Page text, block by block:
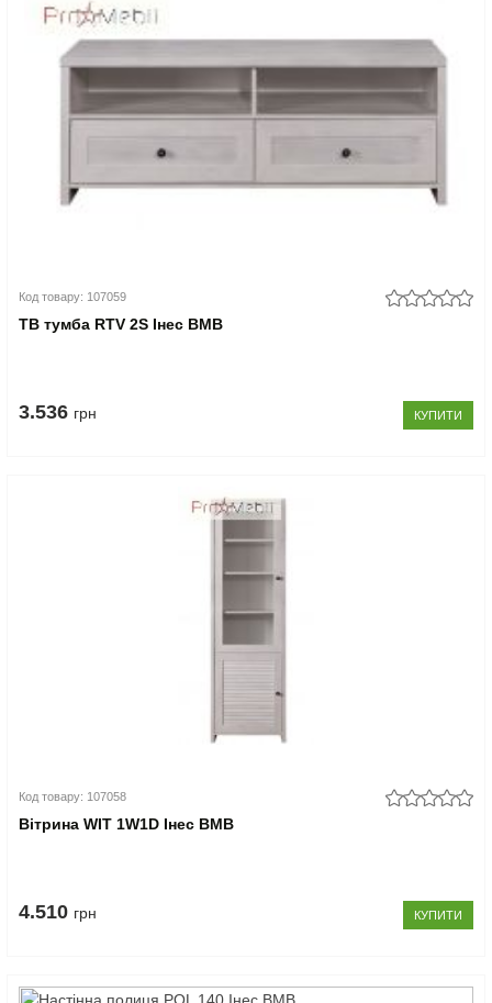
Код товару: 107059
ТВ тумба RTV 2S Інес ВМВ
3.536 грн КУПИТИ
Код товару: 107058
Вітрина WIT 1W1D Інес ВМВ
4.510 грн КУПИТИ